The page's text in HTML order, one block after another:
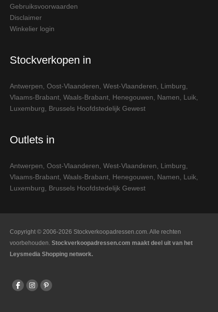
Gebruiksvoorwaarden
Disclaimer
Winkelier login
Stockverkopen in
Antwerpen, Oost-Vlaanderen, West-Vlaanderen, Limburg,
Vlaams-Brabant, Waals-Brabant, Henegouwen, Namen, Luik,
Luxemburg, Brussels Hoofdstedelijk Gewest
Outlets in
Antwerpen, Oost-Vlaanderen, West-Vlaanderen, Limburg,
Vlaams-Brabant, Waals-Brabant, Henegouwen, Namen, Luik,
Luxemburg, Brussels Hoofdstedelijk Gewest
Copyright © 2006-2026 Stockverkoopadressen.com. Alle rechten
voorbehouden. Stockverkoopadressen.com maakt deel uit van het
Leysmedia Shopping network.